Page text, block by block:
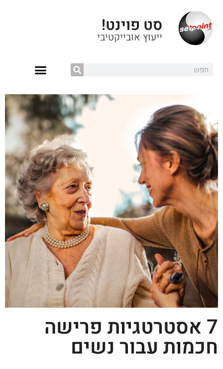
סט פוינט!
ייעוץ אובייקטיבי
7 אסטרטגיות פרישה
חכמות עבור נשים